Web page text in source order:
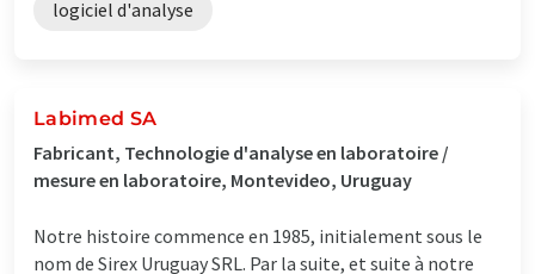
logiciel d'analyse
Labimed SA
Fabricant, Technologie d'analyse en laboratoire /
mesure en laboratoire, Montevideo, Uruguay
Notre histoire commence en 1985, initialement sous le
nom de Sirex Uruguay SRL. Par la suite, et suite à notre